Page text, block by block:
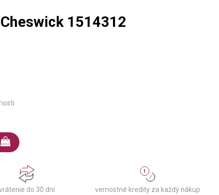
1514312
do 30 dní vernostné kredity za každý nákup